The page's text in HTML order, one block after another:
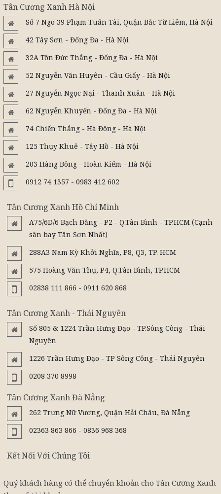
Tân Cương Xanh Hà Nội
Số 7 Ngõ 39 Phạm Tuấn Tài, Quận Bắc Từ Liêm, Hà Nội
42 Tây Sơn - Đống Đa - Hà Nội
32A Tôn Đức Thắng - Đống Đa - Hà Nội
52 Nguyễn Văn Huyên - Cầu Giấy - Hà Nội
27 Nguyễn Ngọc Nại - Thanh Xuân - Hà Nội
62 Nguyễn Khuyến - Đống Đa - Hà Nội
74 Chiến Thắng - Hà Đông - Hà Nội
125 Thụy Khuê - Tây Hồ - Hà Nội
203 Hàng Bông - Hoàn Kiếm - Hà Nội
0912 74 1357 - 0983 412 602
Tân Cương Xanh Hồ Chí Minh
A75/6D/6 Bạch Đằng - P2 - Q.Tân Bình - TP.HCM (Cạnh
sân bay Tân Sơn Nhất)
288A3 Nam Kỳ Khởi Nghĩa, P8, Q3, TP. HCM
575 Hoàng Văn Thụ, P4, Q.Tân Bình, TP.HCM
02838 111 866 - 0911 620 868
Tân Cương Xanh - Thái Nguyên
Số 805 & 1224 Trần Hưng Đạo - TP.Sông Công - Thái
Nguyên
1226 Trần Hưng Đạo - TP Sông Công - Thái Nguyên
0208 370 8998
Tân Cương Xanh Đà Nẵng
262 Trưng Nữ Vương, Quận Hải Châu, Đà Nẵng
02363 863 866 - 0836 968 368
Kết Nối Với Chúng Tôi
Quý khách hàng có thể chuyển khoản cho Tân Cương Xanh